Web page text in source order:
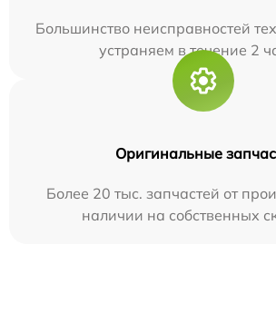
Большинство неисправностей
устраняем в течение 2
Оригинальные
Более 20 тыс. запчастей от
наличии на собственных